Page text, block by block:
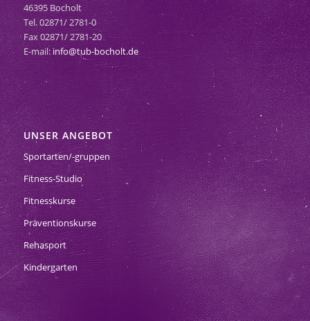
46395 Bocholt
Tel. 02871/ 2781-0
Fax 02871/ 2781-20
E-mail:info@tub-bocholt.de
UNSER ANGEBOT
Sportarten/-gruppen
Fitness-Studio
Fitnesskurse
Präventionskurse
Rehasport
Kindergarten